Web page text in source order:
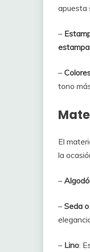
apuesta
–
–
tono
El
la
–
– Seda
– Lino: